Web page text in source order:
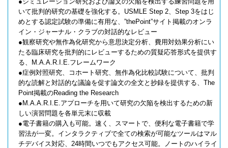
いて批判的研究の基礎を強化する。USMLE Step 2、Step 3をはじ
めとする認定試験の準備に有用な、”thePoint”サイト掲載のオンラ
イン・ジャーナル・クラブの対話的なレビュー
●観察研究や無作為化研究から意思決定分析、費用対効果分析にい
たる臨床研究を批判的にレビューするための質疑応答形式を提供す
る、M.A.A.R.I.E.フレームワーク
●症例対照研究、コホート研究、無作為化比較試験について、批判
的な読解と対話的な議論を促す論文の全文と抄録を提供する、The
Point掲載のReading the Research
●M.A.A.R.I.E.アプローチを用いて研究の欠陥を検出するための新
しい演習問題を各単元末に収載
●電子書籍の購入も可能。速く、スマートで、便利な電子書籍で学
習法が一変。インタラクティブで全ての検索が可能なツールはマル
チデバイス対応、24時間いつでもアクセス可能。ノートのハイライ